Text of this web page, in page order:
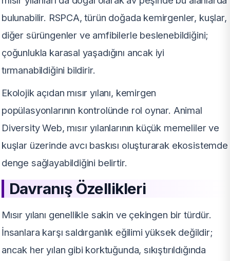
bulunabilir. RSPCA, türün doğada kemirgenler, kuşlar,
diğer sürüngenler ve amfibilerle beslenebildiğini;
çoğunlukla karasal yaşadığını ancak iyi
tırmanabildiğini bildirir.
Ekolojik açıdan mısır yılanı, kemirgen
popülasyonlarının kontrolünde rol oynar. Animal
Diversity Web, mısır yılanlarının küçük memeliler ve
kuşlar üzerinde avcı baskısı oluşturarak ekosistemde
denge sağlayabildiğini belirtir.
Davranış Özellikleri
Mısır yılanı genellikle sakin ve çekingen bir türdür.
İnsanlara karşı saldırganlık eğilimi yüksek değildir;
ancak her yılan gibi korktuğunda, sıkıştırıldığında